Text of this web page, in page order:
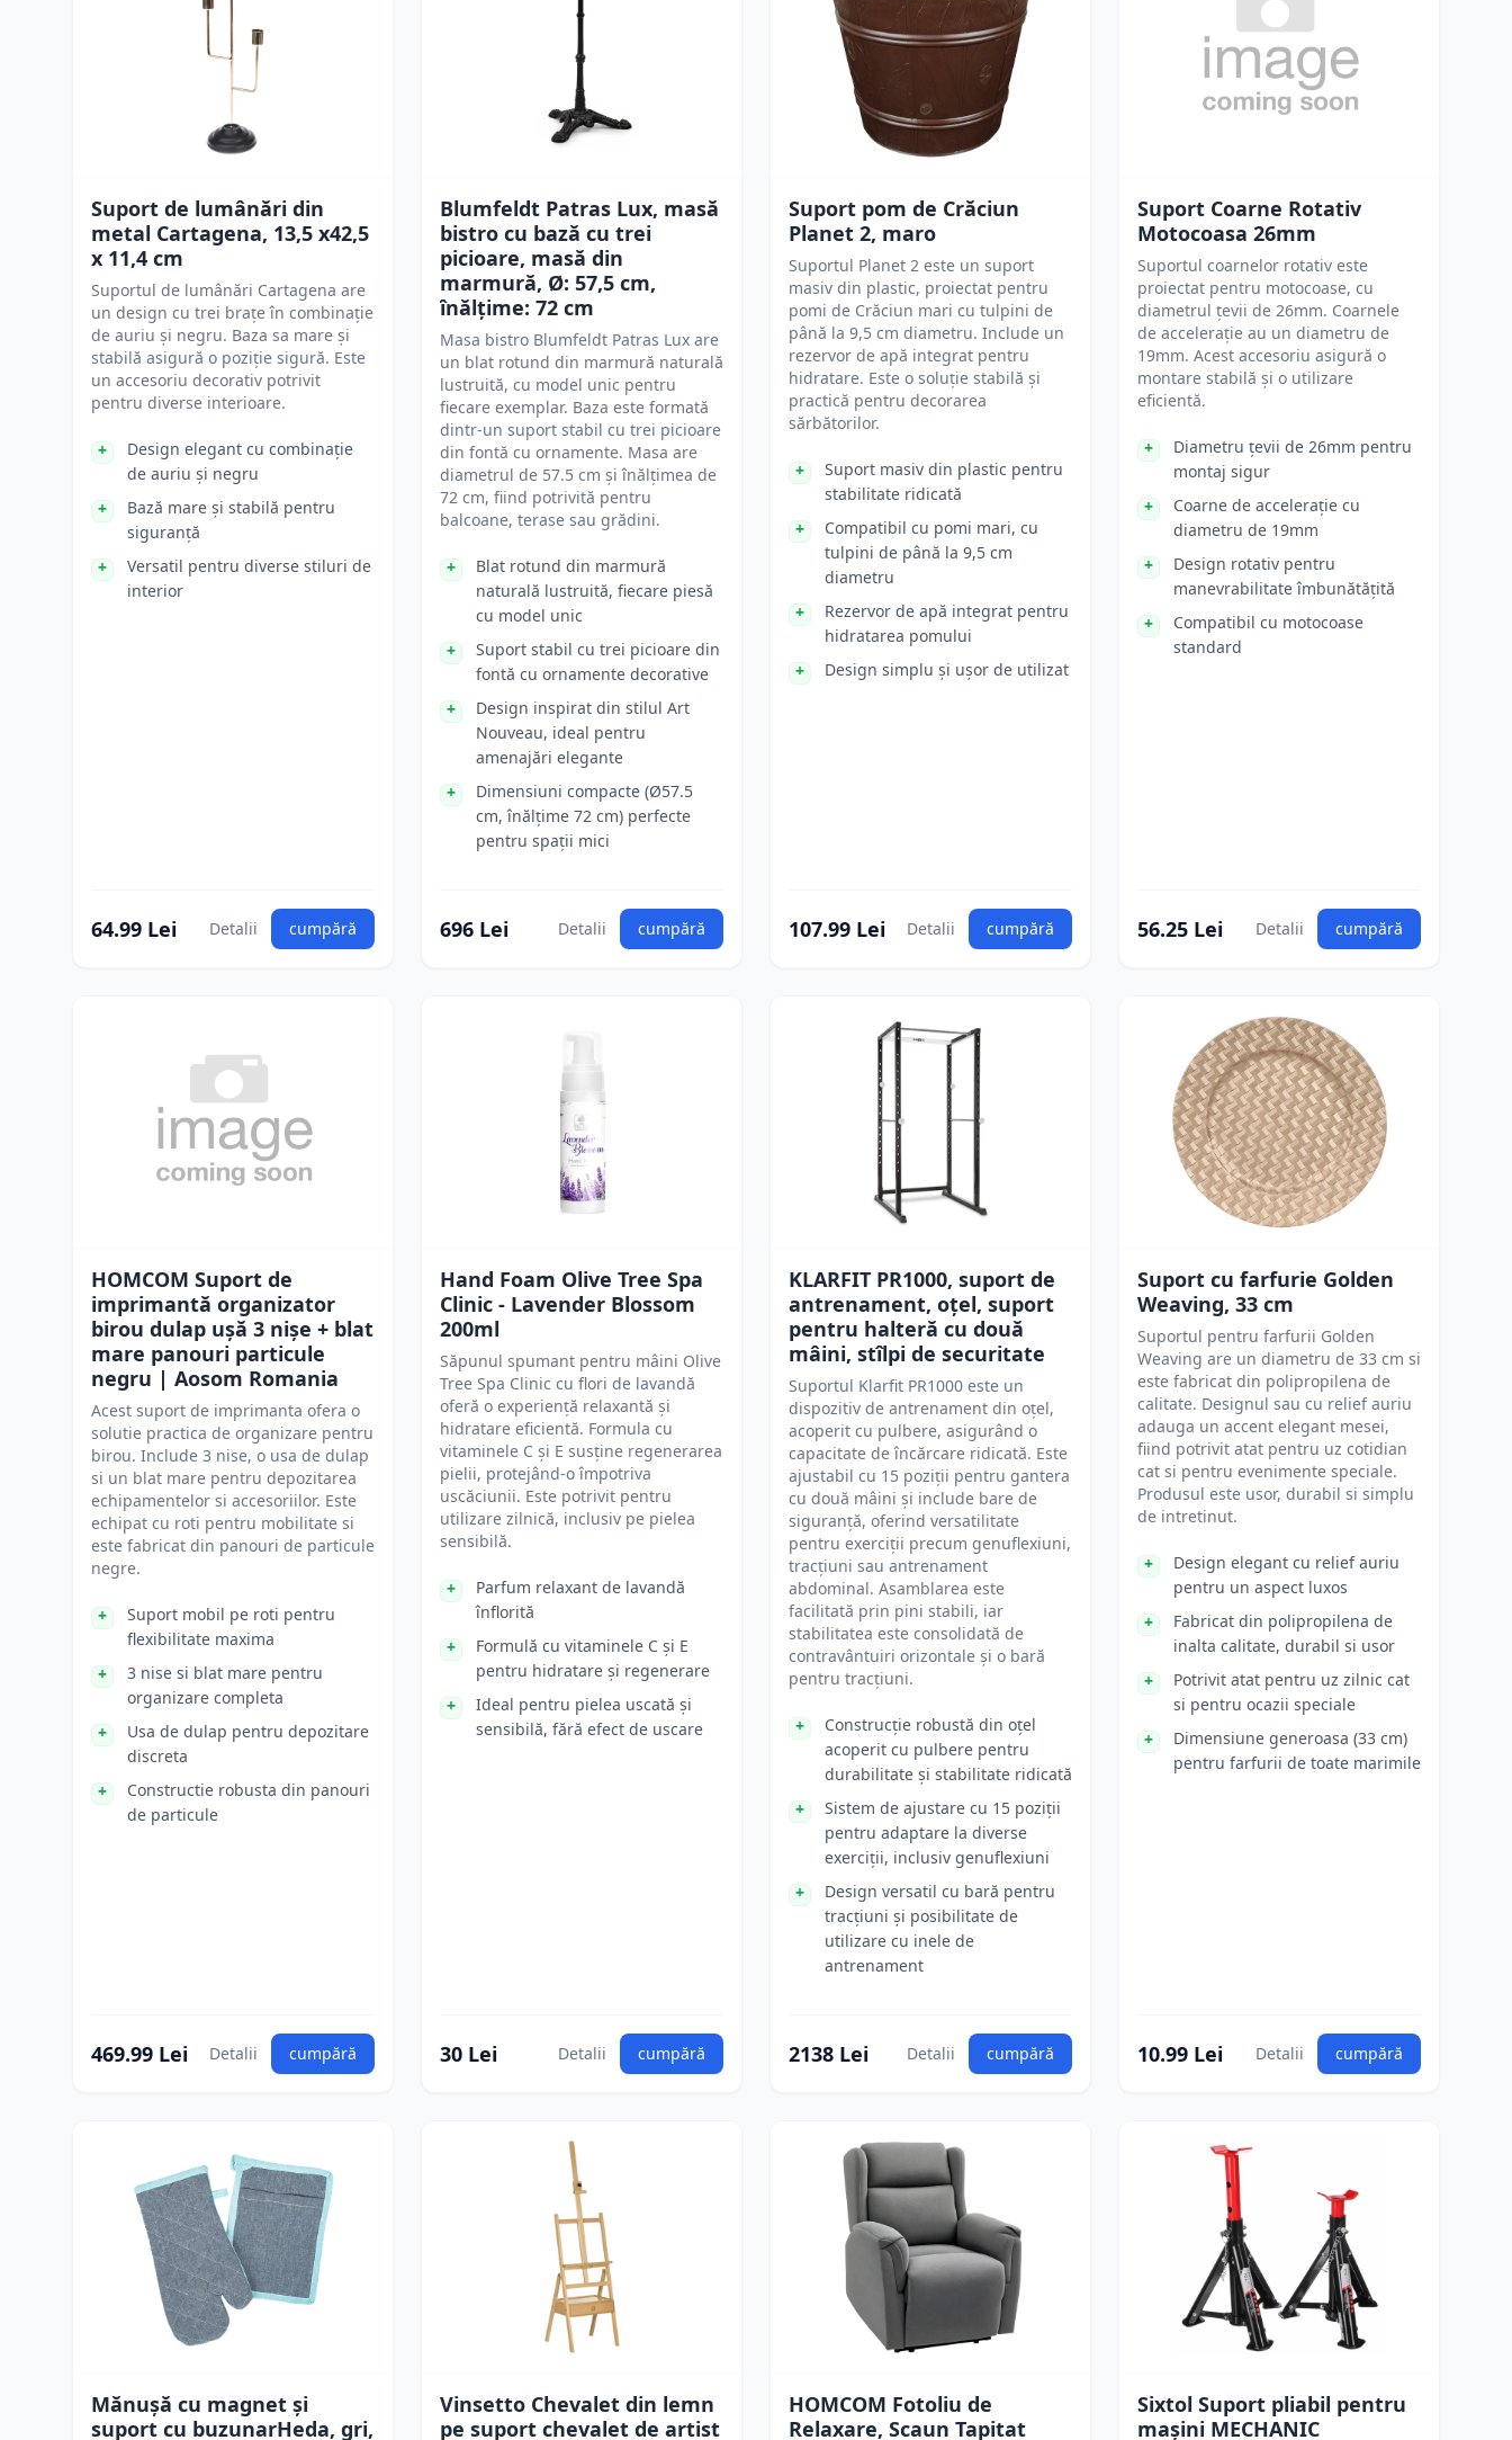
Suport de lumânări din
metal Cartagena, 13,5 x42,5
x 11,4 cm
Suportul de lumânări Cartagena are
un design cu trei brațe în combinație
de auriu și negru. Baza sa mare și
stabilă asigură o poziție sigură. Este
un accesoriu decorativ potrivit
pentru diverse interioare.
Design elegant cu combinație
de auriu și negru
Bază mare și stabilă pentru
siguranță
Versatil pentru diverse stiluri de
interior
64.99 Lei Detalii cumpără
Blumfeldt Patras Lux, masă
bistro cu bază cu trei
picioare, masă din
marmură, Ø: 57,5 ​​cm,
înălțime: 72 cm
Masa bistro Blumfeldt Patras Lux are
un blat rotund din marmură naturală
lustruită, cu model unic pentru
fiecare exemplar. Baza este formată
dintr-un suport stabil cu trei picioare
din fontă cu ornamente. Masa are
diametrul de 57.5 cm și înălțimea de
72 cm, fiind potrivită pentru
balcoane, terase sau grădini.
Blat rotund din marmură
naturală lustruită, fiecare piesă
cu model unic
Suport stabil cu trei picioare din
fontă cu ornamente decorative
Design inspirat din stilul Art
Nouveau, ideal pentru
amenajări elegante
Dimensiuni compacte (Ø57.5
cm, înălțime 72 cm) perfecte
pentru spații mici
696 Lei Detalii cumpără
Suport pom de Crăciun
Planet 2, maro
Suportul Planet 2 este un suport
masiv din plastic, proiectat pentru
pomi de Crăciun mari cu tulpini de
până la 9,5 cm diametru. Include un
rezervor de apă integrat pentru
hidratare. Este o soluție stabilă și
practică pentru decorarea
sărbătorilor.
Suport masiv din plastic pentru
stabilitate ridicată
Compatibil cu pomi mari, cu
tulpini de până la 9,5 cm
diametru
Rezervor de apă integrat pentru
hidratarea pomului
Design simplu și ușor de utilizat
107.99 Lei Detalii cumpără
Suport Coarne Rotativ
Motocoasa 26mm
Suportul coarnelor rotativ este
proiectat pentru motocoase, cu
diametrul țevii de 26mm. Coarnele
de accelerație au un diametru de
19mm. Acest accesoriu asigură o
montare stabilă și o utilizare
eficientă.
Diametru țevii de 26mm pentru
montaj sigur
Coarne de accelerație cu
diametru de 19mm
Design rotativ pentru
manevrabilitate îmbunătățită
Compatibil cu motocoase
standard
56.25 Lei Detalii cumpără
HOMCOM Suport de
imprimantă organizator
birou dulap ușă 3 nișe + blat
mare panouri particule
negru | Aosom Romania
Acest suport de imprimanta ofera o
solutie practica de organizare pentru
birou. Include 3 nise, o usa de dulap
si un blat mare pentru depozitarea
echipamentelor si accesoriilor. Este
echipat cu roti pentru mobilitate si
este fabricat din panouri de particule
negre.
Suport mobil pe roti pentru
flexibilitate maxima
3 nise si blat mare pentru
organizare completa
Usa de dulap pentru depozitare
discreta
Constructie robusta din panouri
de particule
469.99 Lei Detalii cumpără
Hand Foam Olive Tree Spa
Clinic - Lavender Blossom
200ml
Săpunul spumant pentru mâini Olive
Tree Spa Clinic cu flori de lavandă
oferă o experiență relaxantă și
hidratare eficientă. Formula cu
vitaminele C și E susține regenerarea
pielii, protejând-o împotriva
uscăciunii. Este potrivit pentru
utilizare zilnică, inclusiv pe pielea
sensibilă.
Parfum relaxant de lavandă
înflorită
Formulă cu vitaminele C și E
pentru hidratare și regenerare
Ideal pentru pielea uscată și
sensibilă, fără efect de uscare
30 Lei Detalii cumpără
KLARFIT PR1000, suport de
antrenament, oțel, suport
pentru halteră cu două
mâini, stîlpi de securitate
Suportul Klarfit PR1000 este un
dispozitiv de antrenament din oțel,
acoperit cu pulbere, asigurând o
capacitate de încărcare ridicată. Este
ajustabil cu 15 poziții pentru gantera
cu două mâini și include bare de
siguranță, oferind versatilitate
pentru exerciții precum genuflexiuni,
tracțiuni sau antrenament
abdominal. Asamblarea este
facilitată prin pini stabili, iar
stabilitatea este consolidată de
contravântuiri orizontale și o bară
pentru tracțiuni.
Construcție robustă din oțel
acoperit cu pulbere pentru
durabilitate și stabilitate ridicată
Sistem de ajustare cu 15 poziții
pentru adaptare la diverse
exerciții, inclusiv genuflexiuni
Design versatil cu bară pentru
tracțiuni și posibilitate de
utilizare cu inele de
antrenament
2138 Lei Detalii cumpără
Suport cu farfurie Golden
Weaving, 33 cm
Suportul pentru farfurii Golden
Weaving are un diametru de 33 cm si
este fabricat din polipropilena de
calitate. Designul sau cu relief auriu
adauga un accent elegant mesei,
fiind potrivit atat pentru uz cotidian
cat si pentru evenimente speciale.
Produsul este usor, durabil si simplu
de intretinut.
Design elegant cu relief auriu
pentru un aspect luxos
Fabricat din polipropilena de
inalta calitate, durabil si usor
Potrivit atat pentru uz zilnic cat
si pentru ocazii speciale
Dimensiune generoasa (33 cm)
pentru farfurii de toate marimile
10.99 Lei Detalii cumpără
Mănușă cu magnet și
suport cu buzunarHeda, gri,
Vinsetto Chevalet din lemn
pe suport chevalet de artist
HOMCOM Fotoliu de
Relaxare, Scaun Tapitat
Sixtol Suport pliabil pentru
mașini MECHANIC